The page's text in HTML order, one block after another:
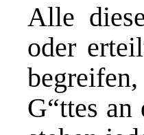
Alle
oder
G“ttes